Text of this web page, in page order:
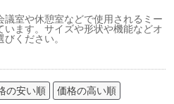
室や休憩室などで使用されるミー
ます。サイズや形状や機能などオ
ください。
の安い順 価格の高い順